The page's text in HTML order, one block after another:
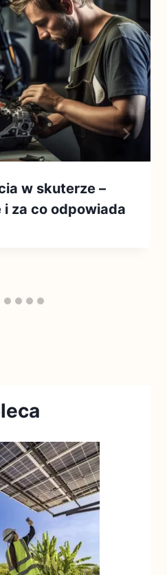
w skuterze –
za co odpowiada